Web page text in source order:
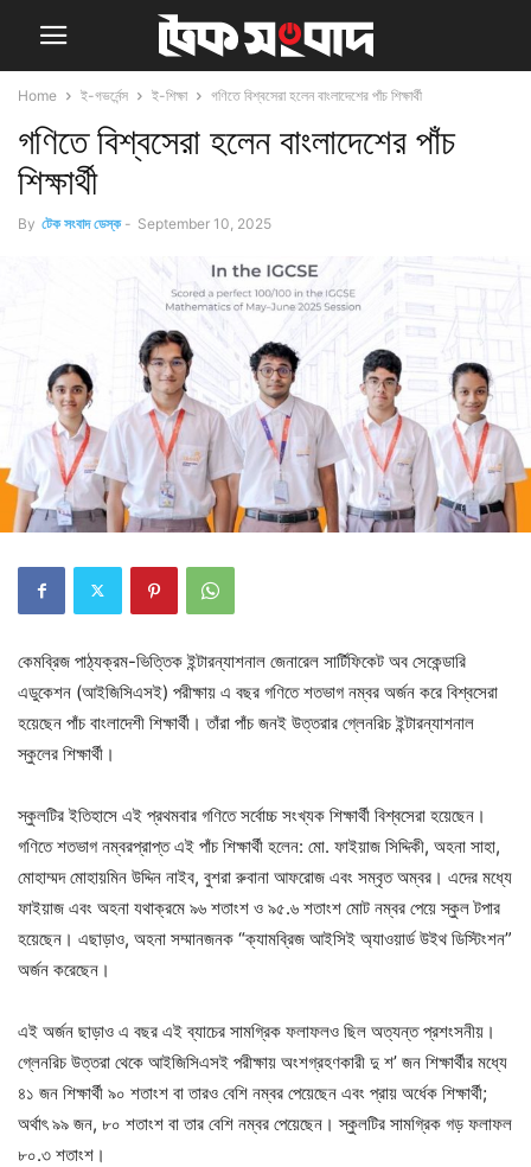
Home ই-গভর্নেন্স ই-শিক্ষা গণিতে বিশ্বসেরা হলেন বাংলাদেশের পাঁচ শিক্ষার্থী
গণিতে বিশ্বসেরা হলেন বাংলাদেশের পাঁচ
শিক্ষার্থী
By টেক সংবাদ ডেস্ক - September 10, 2025
কেমব্রিজ পাঠ্যক্রম-ভিত্তিক ইন্টারন্যাশনাল জেনারেল সার্টিফিকেট অব সেকেন্ডারি
এডুকেশন (আইজিসিএসই) পরীক্ষায় এ বছর গণিতে শতভাগ নম্বর অর্জন করে বিশ্বসেরা
হয়েছেন পাঁচ বাংলাদেশী শিক্ষার্থী। তাঁরা পাঁচ জনই উত্তরার গ্লেনরিচ ইন্টারন্যাশনাল
স্কুলের শিক্ষার্থী।
স্কুলটির ইতিহাসে এই প্রথমবার গণিতে সর্বোচ্চ সংখ্যক শিক্ষার্থী বিশ্বসেরা হয়েছেন।
গণিতে শতভাগ নম্বরপ্রাপ্ত এই পাঁচ শিক্ষার্থী হলেন: মো. ফাইয়াজ সিদ্দিকী, অহনা সাহা,
মোহাম্মদ মোহায়মিন উদ্দিন নাইব, বুশরা রুবানা আফরোজ এবং সম্বৃত অম্বর। এদের মধ্যে
ফাইয়াজ এবং অহনা যথাক্রমে ৯৬ শতাংশ ও ৯৫.৬ শতাংশ মোট নম্বর পেয়ে স্কুল টপার
হয়েছেন। এছাড়াও, অহনা সম্মানজনক “ক্যামব্রিজ আইসিই অ্যাওয়ার্ড উইথ ডিস্টিংশন”
অর্জন করেছেন।
এই অর্জন ছাড়াও এ বছর এই ব্যাচের সামগ্রিক ফলাফলও ছিল অত্যন্ত প্রশংসনীয়।
গ্লেনরিচ উত্তরা থেকে আইজিসিএসই পরীক্ষায় অংশগ্রহণকারী দু শ’ জন শিক্ষার্থীর মধ্যে
৪১ জন শিক্ষার্থী ৯০ শতাংশ বা তারও বেশি নম্বর পেয়েছেন এবং প্রায় অর্ধেক শিক্ষার্থী;
অর্থাৎ ৯৯ জন, ৮০ শতাংশ বা তার বেশি নম্বর পেয়েছেন। স্কুলটির সামগ্রিক গড় ফলাফল
৮০.৩ শতাংশ।